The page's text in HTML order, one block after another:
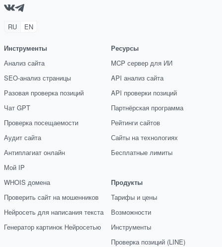
RU EN
Инструменты
Анализ сайта
SEO-анализ страницы
Разовая проверка позиций
Чат GPT
Проверка посещаемости
Аудит сайта
Антиплагиат онлайн
Мой IP
WHOIS домена
Проверить сайт на мошенников
Нейросеть для написания текста
Генератор картинок Нейросетью
Ресурсы
MCP сервер для ИИ
API анализ сайта
API проверки позиций
Партнёрская программа
Рейтинги сайтов
Сайты на технологиях
Бесплатные лимиты
Продукты
Тарифы и цены
Возможности
Инструменты
Проверка позиций (LINE)